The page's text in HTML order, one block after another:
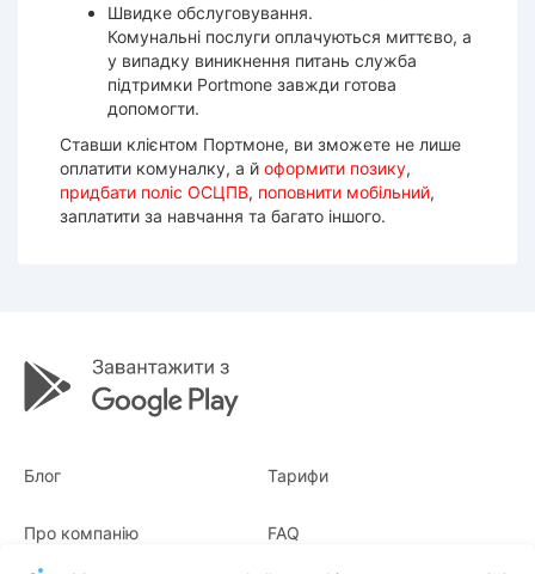
Швидке обслуговування.
Комунальні послуги оплачуються миттєво, а
у випадку виникнення питань служба
підтримки Portmone завжди готова
допомогти.
Ставши клієнтом Портмоне, ви зможете не лише
оплатити комуналку, а й оформити позику,
придбати поліс ОСЦПВ, поповнити мобільний,
заплатити за навчання та багато іншого.
Блог Тарифи
Про компанію FAQ